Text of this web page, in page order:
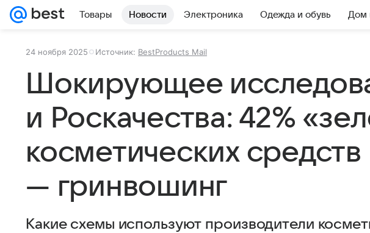
Товары Новости Электроника Одежда и обувь Дом
24 ноября 2025 Источник: BestProducts Mail
Шокирующее
и Роскачества: 42%
косметических
— гринвошинг
Какие схемы используют производители